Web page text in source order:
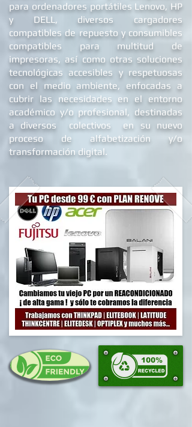
para ordenadores portátiles Lenovo, HP
y DELL, diversos cargadores
compatibles de repuesto y consumibles
compatibles para multitud de
impresoras, así como otras soluciones
tecnológicas accesibles y respetuosas
con el medio ambiente, enfocadas a
cubrir las necesidades en el entorno
académico y/o profesional, destinadas
a diversos colectivos en su nuevo
proceso de alfabetización y/o
transformación digital.